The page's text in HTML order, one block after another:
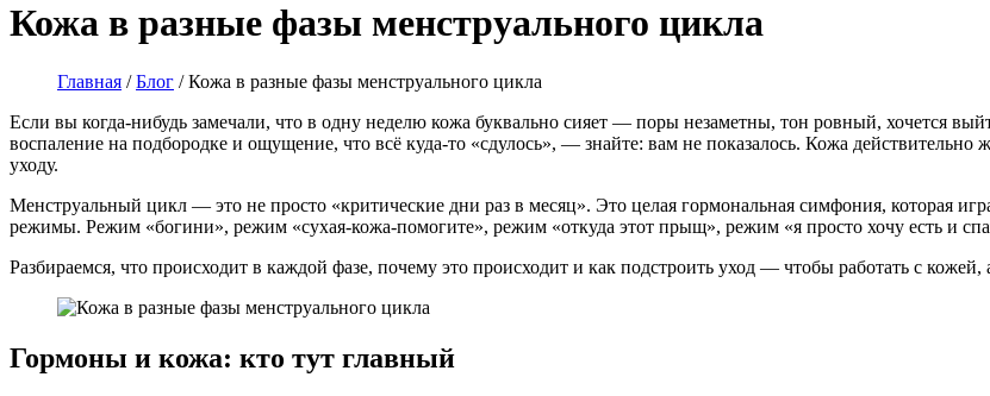
Кожа в разные фазы менструального цикла
Главная /Блог /Кожа в разные фазы менструального цикла
Если вы когда-нибудь замечали, что в одну неделю кожа буквально сияет — поры незаметны, тон ровный, хочется
воспаление на подбородке и ощущение, что всё куда-то «сдулось», — знайте: вам не показалось. Кожа
уходу.
Менструальный цикл — это не просто «критические дни раз в месяц». Это целая гормональная симфония, которая
режимы. Режим «богини», режим «сухая-кожа-помогите», режим «откуда этот прыщ», режим «я просто хочу есть и
Разбираемся, что происходит в каждой фазе, почему это происходит и как подстроить уход — чтобы работать с кожей,
Гормоны и кожа: кто тут главный